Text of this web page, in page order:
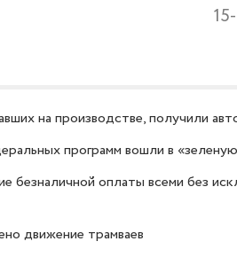
на производстве, получили
программ вошли в
безналичной оплаты всеми без
движение трамваев